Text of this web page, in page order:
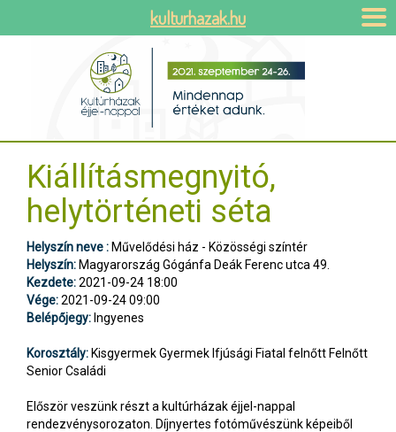
Kiállításmegnyitó,
helytörténeti séta
Helyszín neve : Művelődési ház - Közösségi színtér
Helyszín: Magyarország Gógánfa Deák Ferenc utca 49.
Kezdete:2021-09-24 18:00
Vége:2021-09-24 09:00
Belépőjegy: Ingyenes
Korosztály: Kisgyermek Gyermek Ifjúsági Fiatal felnőtt Felnőtt
Senior Családi
Először veszünk részt a kultúrházak éjjel-nappal
rendezvénysorozaton. Díjnyertes fotóművészünk képeiből
kulturhazak.hu